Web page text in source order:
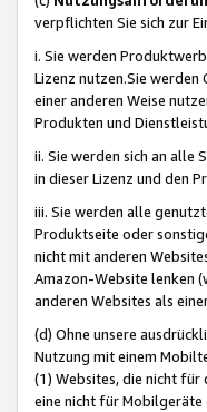
verpflichten Sie sich zur
i. Sie werden
Lizenz nutzen.Sie
einer anderen Weise
Produkten und
ii. Sie werden sich an alle
in dieser Lizenz und den
iii. Sie werden alle
Produktseite oder
nicht mit anderen
Amazon-Website lenken
anderen Websites als
(d) Ohne unsere
Nutzung mit einem
(1) Websites, die nicht für
eine nicht für Mobilgeräte